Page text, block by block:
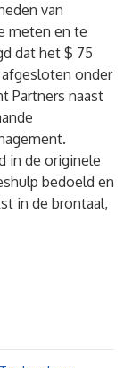
van
meten en te
dat het $ 75
onder
Partners naast
.
in de originele
bedoeld en
in de brontaal,